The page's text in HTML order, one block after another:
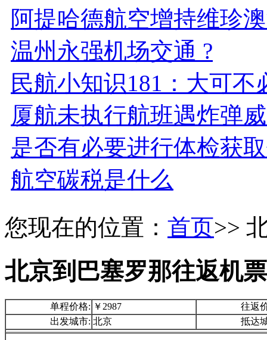
阿提哈德航空增持维珍
温州永强机场交通 ?
民航小知识181：大可不
厦航未执行航班遇炸弹
是否有必要进行体检获
航空碳税是什么
您现在的位置： 首页>>
北京到巴塞罗那往返机票
单程价格: ￥2987
往返
出发城市: 北京 抵达